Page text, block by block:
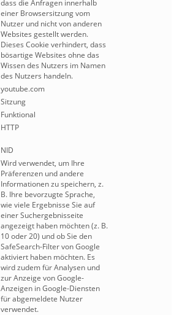
dass die Anfragen innerhalb
einer Browsersitzung vom
Nutzer und nicht von anderen
Websites gestellt werden.
Dieses Cookie verhindert, dass
bösartige Websites ohne das
Wissen des Nutzers im Namen
des Nutzers handeln.
youtube.com
Sitzung
Funktional
HTTP
NID
Wird verwendet, um Ihre
Präferenzen und andere
Informationen zu speichern, z.
B. Ihre bevorzugte Sprache,
wie viele Ergebnisse Sie auf
einer Suchergebnisseite
angezeigt haben möchten (z. B.
10 oder 20) und ob Sie den
SafeSearch-Filter von Google
aktiviert haben möchten. Es
wird zudem für Analysen und
zur Anzeige von Google-
Anzeigen in Google-Diensten
für abgemeldete Nutzer
verwendet.